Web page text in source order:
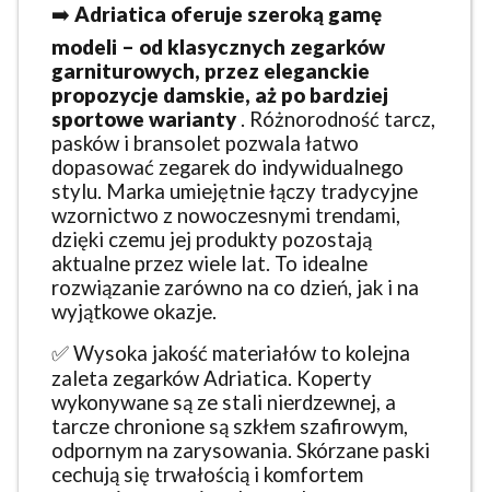
➡️ Adriatica oferuje szeroką gamę
modeli – od klasycznych zegarków
garniturowych, przez eleganckie
propozycje damskie, aż po bardziej
sportowe warianty . Różnorodność tarcz,
pasków i bransolet pozwala łatwo
dopasować zegarek do indywidualnego
stylu. Marka umiejętnie łączy tradycyjne
wzornictwo z nowoczesnymi trendami,
dzięki czemu jej produkty pozostają
aktualne przez wiele lat. To idealne
rozwiązanie zarówno na co dzień, jak i na
wyjątkowe okazje.
✅ Wysoka jakość materiałów to kolejna
zaleta zegarków Adriatica. Koperty
wykonywane są ze stali nierdzewnej, a
tarcze chronione są szkłem szafirowym,
odpornym na zarysowania. Skórzane paski
cechują się trwałością i komfortem